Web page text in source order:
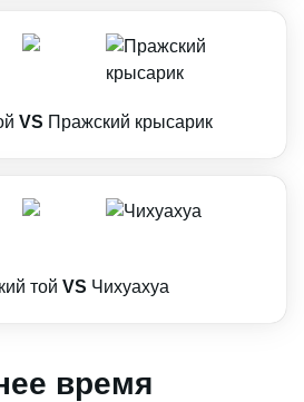
VS Пражский крысарик
той VS Чихуахуа
время